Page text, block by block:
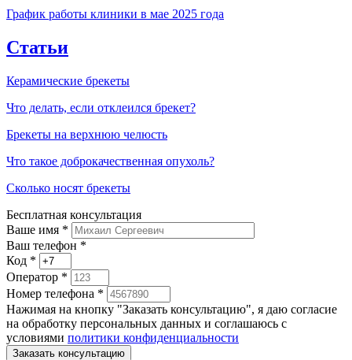
График работы клиники в мае 2025 года
Статьи
Керамические брекеты
Что делать, если отклеился брекет?
Брекеты на верхнюю челюсть
Что такое доброкачественная опухоль?
Сколько носят брекеты
Бесплатная консультация
Ваше имя *
Ваш телефон *
Код *
Оператор *
Номер телефона *
Нажимая на кнопку "Заказать консультацию", я даю согласие
на обработку персональных данных и соглашаюсь c
условиями политики конфиденциальности
Заказать консультацию